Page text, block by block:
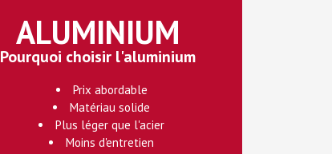
ALUMINIUM
Pourquoi choisir l'aluminium
Prix abordable
Matériau solide
Plus léger que l'acier
Moins d'entretien